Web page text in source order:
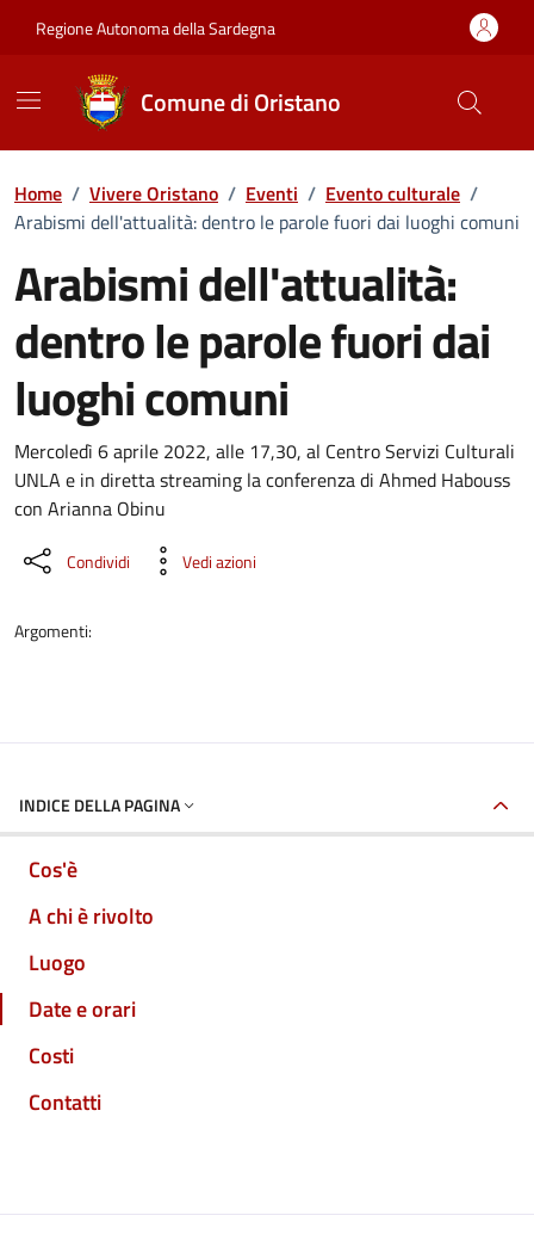
Regione Autonoma della Sardegna
Comune di Oristano
Home / Vivere Oristano / Eventi / Evento culturale /
Arabismi dell'attualità: dentro le parole fuori dai luoghi comuni
Arabismi dell'attualità:
dentro le parole fuori dai
luoghi comuni
Dettaglio dell'evento
Mercoledì 6 aprile 2022, alle 17,30, al Centro Servizi Culturali
UNLA e in diretta streaming la conferenza di Ahmed Habouss
con Arianna Obinu
Condividi Vedi azioni
Argomenti:
INDICE DELLA PAGINA
Cos'è
A chi è rivolto
Luogo
Date e orari
Costi
Contatti